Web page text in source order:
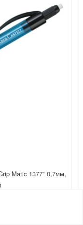
Matic 1377" 0,7мм,